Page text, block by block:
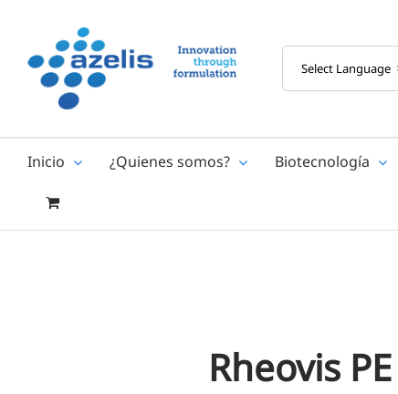
content
Inicio ¿Quienes somos? Biotecnología
Rheovis